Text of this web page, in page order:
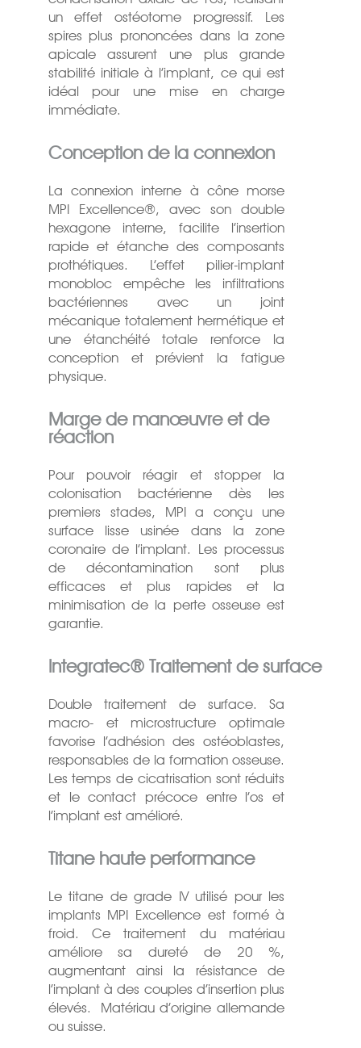
un effet ostéotome progressif. Les
spires plus prononcées dans la zone
apicale assurent une plus grande
stabilité initiale à l’implant, ce qui est
idéal pour une mise en charge
immédiate.
Conception de la connexion
La connexion interne à cône morse
MPI Excellence®, avec son double
hexagone interne, facilite l’insertion
rapide et étanche des composants
prothétiques. L’effet pilier-implant
monobloc empêche les infiltrations
bactériennes avec un joint
mécanique totalement hermétique et
une étanchéité totale renforce la
conception et prévient la fatigue
physique.
Marge de manœuvre et de
réaction
Pour pouvoir réagir et stopper la
colonisation bactérienne dès les
premiers stades, MPI a conçu une
surface lisse usinée dans la zone
coronaire de l’implant. Les processus
de décontamination sont plus
efficaces et plus rapides et la
minimisation de la perte osseuse est
garantie.
Integratec® Traitement de surface
Double traitement de surface. Sa
macro- et microstructure optimale
favorise l’adhésion des ostéoblastes,
responsables de la formation osseuse.
Les temps de cicatrisation sont réduits
et le contact précoce entre l’os et
l’implant est amélioré.
Titane haute performance
Le titane de grade IV utilisé pour les
implants MPI Excellence est formé à
froid. Ce traitement du matériau
améliore sa dureté de 20 %,
augmentant ainsi la résistance de
l’implant à des couples d’insertion plus
élevés. Matériau d’origine allemande
ou suisse.